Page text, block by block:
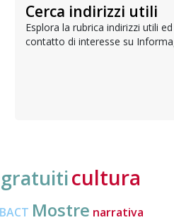
Inclusione e
giovani con
Cerca indirizzi utili
Esplora la rubrica indirizzi utili
contatto di interesse su
cultura
Mostre narrativa